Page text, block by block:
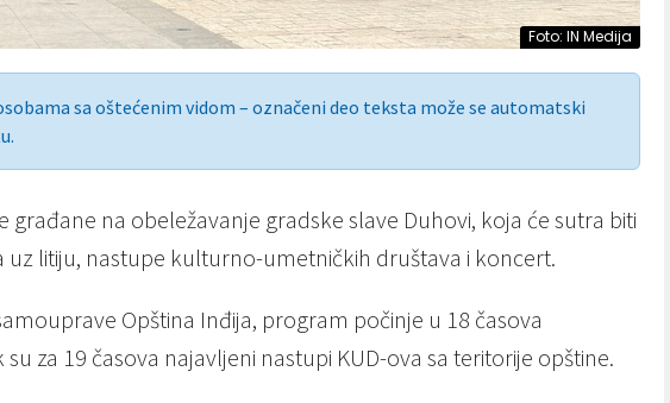
Foto: IN Medija
sa oštećenim vidom – označeni deo teksta može se automatski
građane na obeležavanje gradske slave Duhovi, koja će sutra biti
uz litiju, nastupe kulturno-umetničkih društava i koncert.
Opština Inđija, program počinje u 18 časova
za 19 časova najavljeni nastupi KUD-ova sa teritorije opštine.